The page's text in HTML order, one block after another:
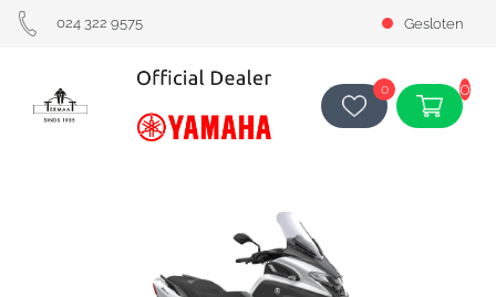
024 322 9575 Gesloten
0 0